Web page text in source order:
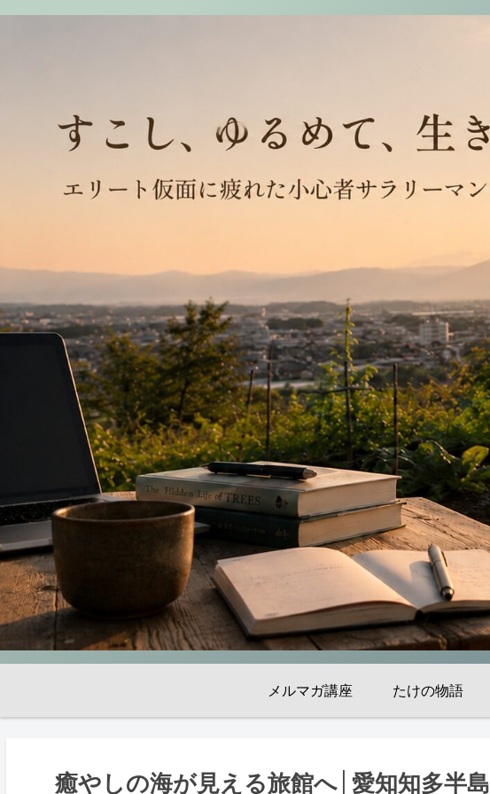
メルマガ講座 たけの物語
癒やしの海が見える旅館へ│愛知知多半島